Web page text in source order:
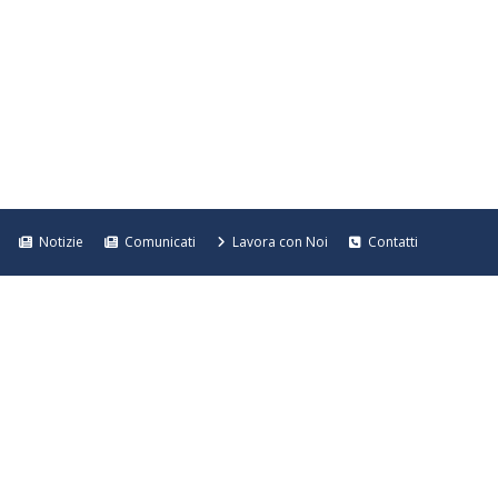
Notizie Comunicati Lavora con Noi Contatti